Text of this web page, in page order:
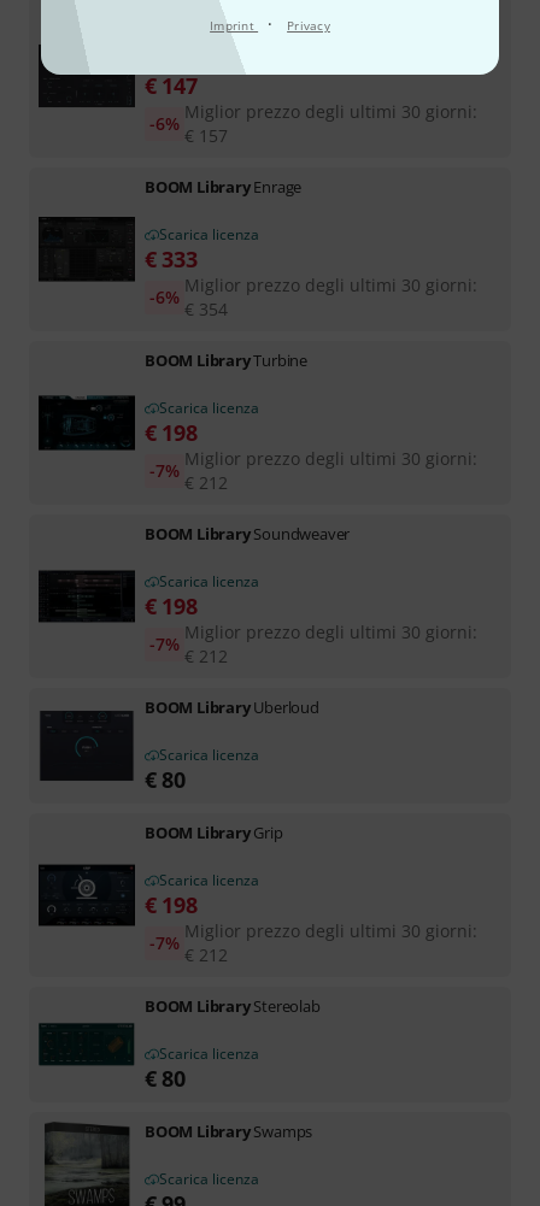
Imprint · Privacy
BOOM Library
Scarica licenza
€ 147
Miglior prezzo degli ultimi 30 giorni:
€ 157
-6%
BOOM LibraryEnrage
Scarica licenza
€ 333
Miglior prezzo degli ultimi 30 giorni:
€ 354
-6%
BOOM LibraryTurbine
Scarica licenza
€ 198
Miglior prezzo degli ultimi 30 giorni:
€ 212
-7%
BOOM LibrarySoundweaver
Scarica licenza
€ 198
Miglior prezzo degli ultimi 30 giorni:
€ 212
-7%
BOOM LibraryUberloud
Scarica licenza
€ 80
BOOM LibraryGrip
Scarica licenza
€ 198
Miglior prezzo degli ultimi 30 giorni:
€ 212
-7%
BOOM LibraryStereolab
Scarica licenza
€ 80
BOOM LibrarySwamps
Scarica licenza